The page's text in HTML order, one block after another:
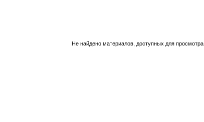
Не найдено материалов, доступных для просмотра